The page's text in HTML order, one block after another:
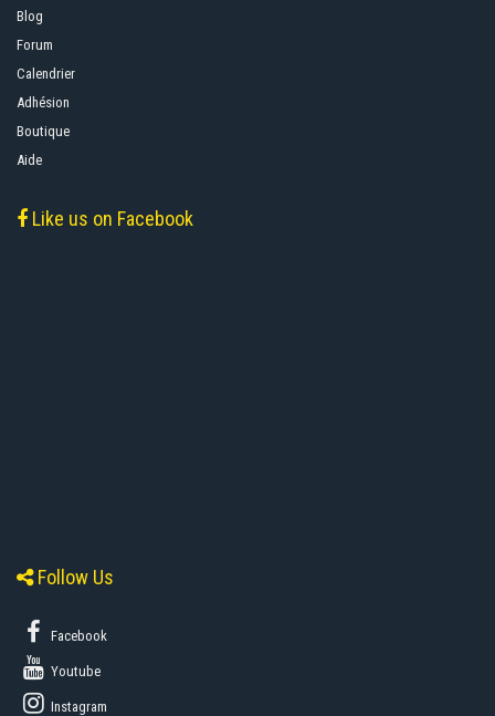
Blog
Forum
Calendrier
Adhésion
Boutique
Aide
Like us on Facebook
Follow Us
Facebook
Youtube
Instagram